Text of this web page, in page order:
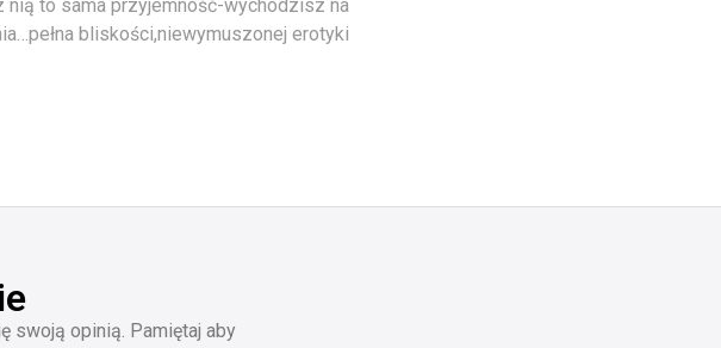
nią to sama przyjemność-wychodzisz na
bliskości,niewymuszonej erotyki
swoją opinią. Pamiętaj aby